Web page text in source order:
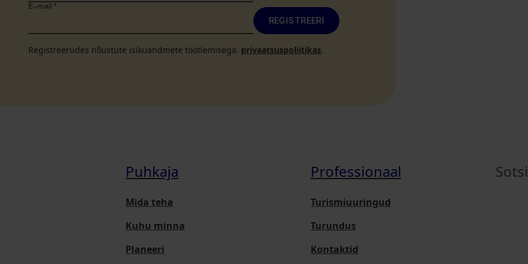
E-mail *
REGISTREERI
Registreerudes nõustute isikuandmete töötlemisega. privaatsuspoliitikas.
Puhkaja
Mida teha
Kuhu minna
Planeeri
Professionaal
Turismiuuringud
Turundus
Kontaktid